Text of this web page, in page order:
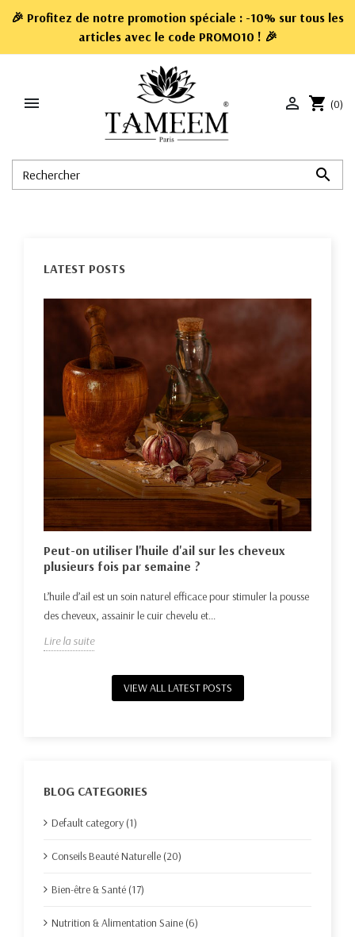
🎉 Profitez de notre promotion spéciale : -10% sur tous les
articles avec le code PROMO10 ! 🎉


 shopping_cart (0)
LATEST POSTS
Peut-on utiliser l'huile d'ail sur les cheveux
plusieurs fois par semaine ?
L’huile d’ail est un soin naturel efficace pour stimuler la pousse
des cheveux, assainir le cuir chevelu et...
Lire la suite
VIEW ALL LATEST POSTS
BLOG CATEGORIES
Default category (1)
Conseils Beauté Naturelle (20)
Bien-être & Santé (17)
Nutrition & Alimentation Saine (6)